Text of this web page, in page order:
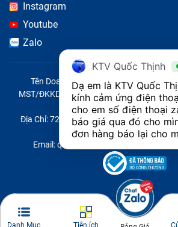
Instagram
Youtube
Zalo
Tên Doanh Nghiệp: CÔNG TY TNHH
MST/ĐKKD/QĐTL: 0316569346 do sở
14/04/2023
Địa Chỉ: 721 Trường Chinh, Phường Tây
Thành phố Hồ Chí Minh,
Email: quoc@baohanhone.com | Điện
Danh Mục Tiện ích
KTV Quốc Thịnh
Dạ em là KTV Quốc
kính cảm ứng điện
cho em số điện thoại
báo giá qua đó cho
đơn hàng báo lại cho